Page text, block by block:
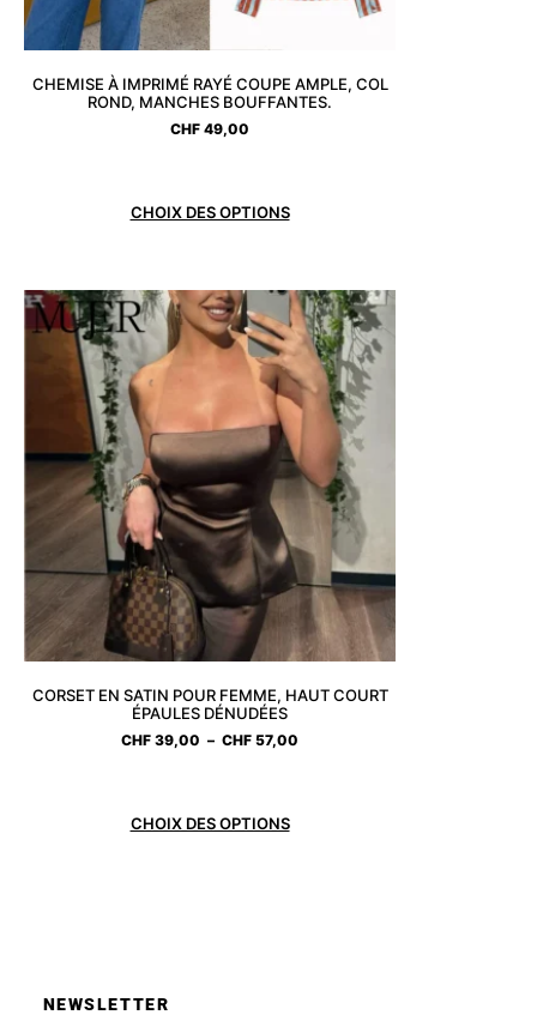
CHEMISE À IMPRIMÉ RAYÉ COUPE AMPLE, COL
ROND, MANCHES BOUFFANTES.
CHF 49,00
CHOIX DES OPTIONS
CORSET EN SATIN POUR FEMME, HAUT COURT
ÉPAULES DÉNUDÉES
CHF 39,00 – CHF 57,00
CHOIX DES OPTIONS
NEWSLETTER